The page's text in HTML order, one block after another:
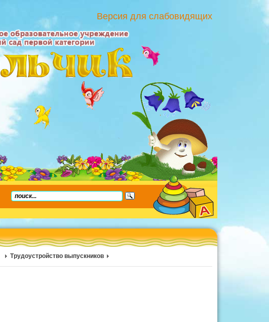
Версия для слабовидящих
Трудоустройство выпускников